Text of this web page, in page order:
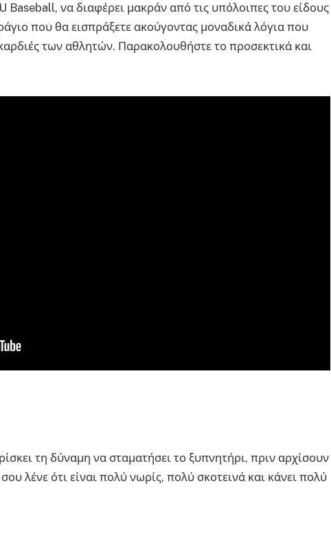
Baseball, να διαφέρει μακράν από τις υπόλοιπες του είδους
που θα εισπράξετε ακούγοντας μοναδικά λόγια που
των αθλητών. Παρακολουθήστε το προσεκτικά και
τη δύναμη να σταματήσει το ξυπνητήρι, πριν αρχίσουν
λένε ότι είναι πολύ νωρίς, πολύ σκοτεινά και κάνει πολύ